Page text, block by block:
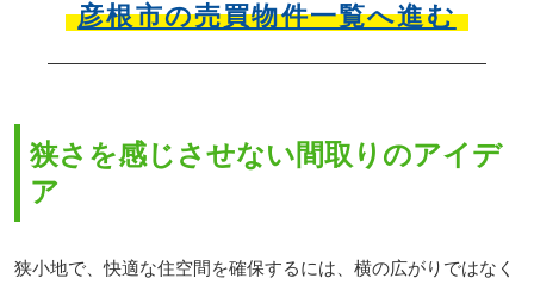
彦根市の売買物件一覧へ進む
狭さを感じさせない間取りのアイデ
ア
狭小地で、快適な住空間を確保するには、横の広がりではなく